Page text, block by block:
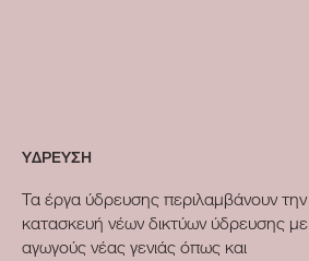
ΥΔΡΕΥΣΗ
Τα έργα ύδρευσης περιλαμβάνουν την
κατασκευή νέων δικτύων ύδρευσης με
αγωγούς νέας γενιάς όπως και